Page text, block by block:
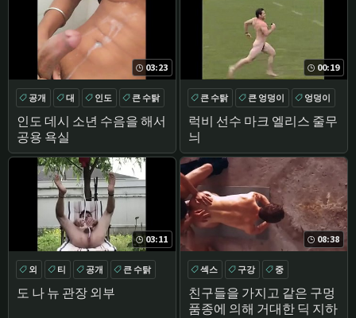
03:23
인도 데시 소년 수음을 해서
공용 욕실
공개 대 인도 큰 수탉
00:19
럭비 선수 마크 엘리스 줄무
늬
큰 수탉 큰 엉덩이
엉덩이
공개
03:11
도 나 뉴 관장 외부
외 티 공개 큰 수탉
08:38
친구들을 가지고 같은 구멍
품종에 의해 거대한 딕 지하
섹스 구강
중
GROUPSEX